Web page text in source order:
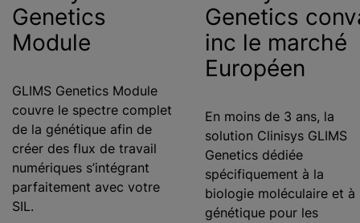
Genetics
Module
GLIMS Genetics Module
couvre le spectre complet
de la génétique afin de
créer des flux de travail
numériques s’intégrant
parfaitement avec votre
SIL.
Genetics
inc le marché
Européen
En moins de 3 ans, la
solution Clinisys GLIMS
Genetics dédiée
spécifiquement à la
biologie moléculaire et à
génétique pour les